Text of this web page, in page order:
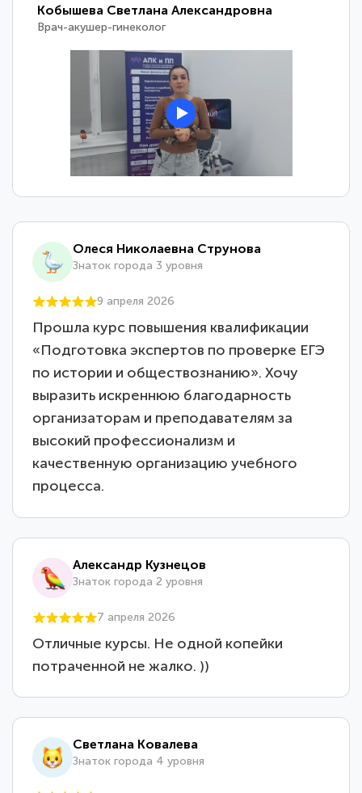
Кобышева Светлана Александровна
Врач-акушер-гинеколог
Олеся Николаевна Струнова
Знаток города 3 уровня
9 апреля 2026
Прошла курс повышения квалификации
«Подготовка экспертов по проверке ЕГЭ
по истории и обществознанию». Хочу
выразить искреннюю благодарность
организаторам и преподавателям за
высокий профессионализм и
качественную организацию учебного
процесса.
Александр Кузнецов
Знаток города 2 уровня
7 апреля 2026
Отличные курсы. Не одной копейки
потраченной не жалко. ))
Светлана Ковалева
Знаток города 4 уровня